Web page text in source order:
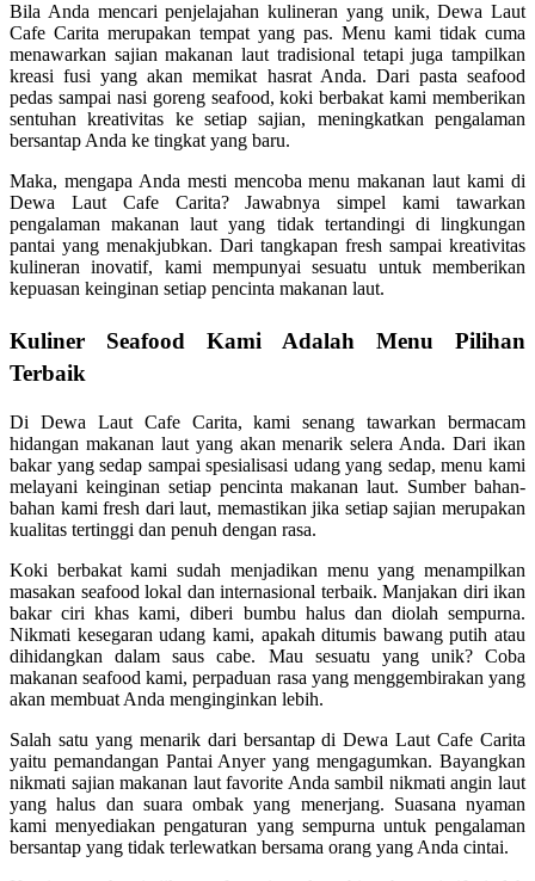
Bila Anda mencari penjelajahan kulineran yang unik, Dewa Laut
Cafe Carita merupakan tempat yang pas. Menu kami tidak cuma
menawarkan sajian makanan laut tradisional tetapi juga tampilkan
kreasi fusi yang akan memikat hasrat Anda. Dari pasta seafood
pedas sampai nasi goreng seafood, koki berbakat kami memberikan
sentuhan kreativitas ke setiap sajian, meningkatkan pengalaman
bersantap Anda ke tingkat yang baru.
Maka, mengapa Anda mesti mencoba menu makanan laut kami di
Dewa Laut Cafe Carita? Jawabnya simpel kami tawarkan
pengalaman makanan laut yang tidak tertandingi di lingkungan
pantai yang menakjubkan. Dari tangkapan fresh sampai kreativitas
kulineran inovatif, kami mempunyai sesuatu untuk memberikan
kepuasan keinginan setiap pencinta makanan laut.
Kuliner Seafood Kami Adalah Menu Pilihan
Terbaik
Di Dewa Laut Cafe Carita, kami senang tawarkan bermacam
hidangan makanan laut yang akan menarik selera Anda. Dari ikan
bakar yang sedap sampai spesialisasi udang yang sedap, menu kami
melayani keinginan setiap pencinta makanan laut. Sumber bahan-
bahan kami fresh dari laut, memastikan jika setiap sajian merupakan
kualitas tertinggi dan penuh dengan rasa.
Koki berbakat kami sudah menjadikan menu yang menampilkan
masakan seafood lokal dan internasional terbaik. Manjakan diri ikan
bakar ciri khas kami, diberi bumbu halus dan diolah sempurna.
Nikmati kesegaran udang kami, apakah ditumis bawang putih atau
dihidangkan dalam saus cabe. Mau sesuatu yang unik? Coba
makanan seafood kami, perpaduan rasa yang menggembirakan yang
akan membuat Anda menginginkan lebih.
Salah satu yang menarik dari bersantap di Dewa Laut Cafe Carita
yaitu pemandangan Pantai Anyer yang mengagumkan. Bayangkan
nikmati sajian makanan laut favorite Anda sambil nikmati angin laut
yang halus dan suara ombak yang menerjang. Suasana nyaman
kami menyediakan pengaturan yang sempurna untuk pengalaman
bersantap yang tidak terlewatkan bersama orang yang Anda cintai.